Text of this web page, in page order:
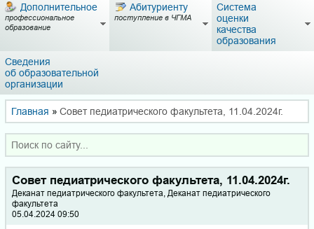
Дополнительное
профессиональное
образование
Абитуриенту
поступление в ЧГМА
Система
оценки
качества
образования
Сведения
об образовательной
организации
Главная » Совет педиатрического факультета, 11.04.2024г.
Совет педиатрического факультета, 11.04.2024г.
Деканат педиатрического факультета, Деканат педиатрического
факультета
05.04.2024 09:50